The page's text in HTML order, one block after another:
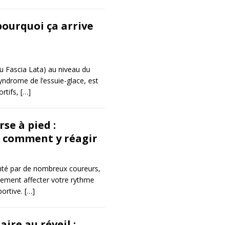
ça arrive
Fascia Lata) au niveau du
de l’essuie-glace, est
[…]
à pied :
y réagir
par de nombreux coureurs,
affecter votre rythme
[…]